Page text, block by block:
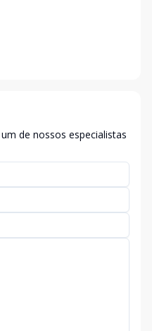
de nossos especialistas